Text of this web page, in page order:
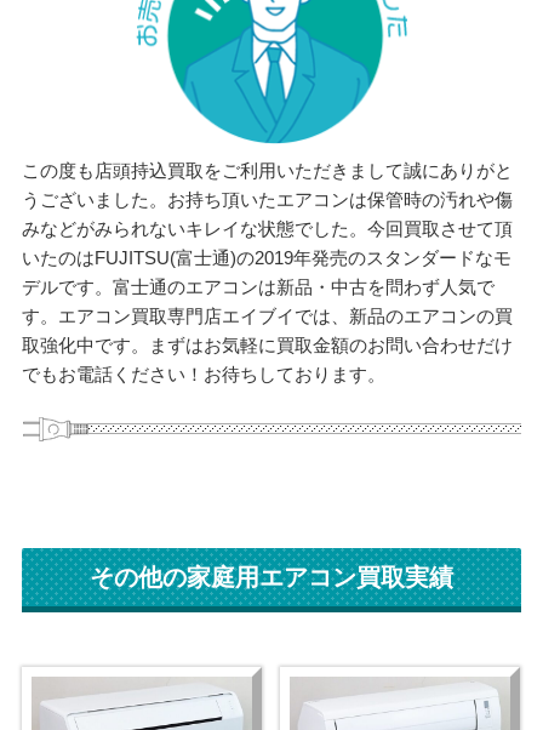
この度も店頭持込買取をご利用いただきまして誠にありがと
うございました。お持ち頂いたエアコンは保管時の汚れや傷
みなどがみられないキレイな状態でした。今回買取させて頂
いたのはFUJITSU(富士通)の2019年発売のスタンダードなモ
デルです。富士通のエアコンは新品・中古を問わず人気で
す。エアコン買取専門店エイブイでは、新品のエアコンの買
取強化中です。まずはお気軽に買取金額のお問い合わせだけ
でもお電話ください！お待ちしております。
その他の家庭用エアコン買取実績